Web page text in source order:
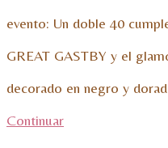
evento: Un doble 40
GREAT GASTBY y el
decorado en negro y
Continuar